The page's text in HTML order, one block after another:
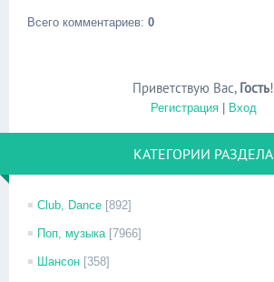
Всего комментариев: 0
Приветствую Вас, Гость!
Регистрация| Вход
КАТЕГОРИИ РАЗДЕЛА
Club, Dance [892]
Поп, музыка [7966]
Шансон [358]